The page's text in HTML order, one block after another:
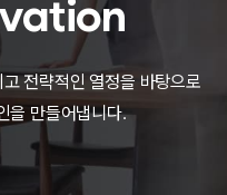
자
피㈜
스
- (주)화요
- (주)광주요
전략적인 열정을 바탕으로
을 만들어냅니다.